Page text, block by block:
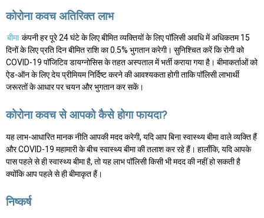
कोरोना कवच अतिरिक्त लाभ
बीमा कंपनी हर पूरे 24 घंटे के लिए बीमित व्यक्तियों के लिए पॉलिसी अवधि में अधिकतम 15
दिनों के लिए प्रति दिन बीमित राशि का 0.5% भुगतान करेगी। सुनिश्चित करें कि रोगी को
COVID-19 पॉजिटिव डायग्नोसिस के तहत अस्पताल में भर्ती कराया गया है। बीमाकर्ताओं को
ऐड-ऑन के लिए देय प्रीमियम निर्दिष्ट करने की आवश्यकता होगी ताकि पॉलिसी लाभार्थी
जरूरतों के आधार पर चयन और भुगतान कर सकें।
कोरोना कवच से आपको कैसे होगा फायदा?
यह लाभ-आधारित मानक नीति आपकी मदद करेगी, यदि आप बिना स्वास्थ्य बीमा वाले व्यक्ति हैं
और COVID-19 महामारी के बीच स्वास्थ्य बीमा की तलाश कर रहे हैं। हालाँकि, यदि आपके
पास पहले से ही स्वास्थ्य बीमा है, तो यह लाभ पॉलिसी किसी भी मदद की नहीं हो सकती है
क्योंकि आप पहले से ही बीमाकृत हैं।
निष्कर्ष